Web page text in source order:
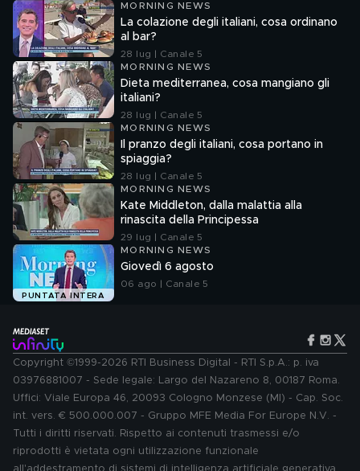
MORNING NEWS
La colazione degli italiani, cosa ordinano
al bar?
28 lug | Canale 5
MORNING NEWS
Dieta mediterranea, cosa mangiano gli
italiani?
28 lug | Canale 5
MORNING NEWS
Il pranzo degli italiani, cosa portano in
spiaggia?
28 lug | Canale 5
MORNING NEWS
Kate Middleton, dalla malattia alla
rinascita della Principessa
29 lug | Canale 5
PUNTATA INTERA
MORNING NEWS
Giovedì 6 agosto
06 ago | Canale 5
Copyright ©1999-2026 RTI Business Digital - RTI S.p.A.: p. iva
03976881007 - Sede legale: Largo del Nazareno 8, 00187 Roma.
Uffici: Viale Europa 46, 20093 Cologno Monzese (MI) - Cap. Soc.
int. vers. € 500.000.007 - Gruppo MFE Media For Europe N.V. -
Tutti i diritti riservati. Rispetto ai contenuti trasmessi e/o
riprodotti è vietata ogni utilizzazione funzionale